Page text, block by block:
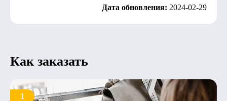
Дата обновления: 2024-02-29
Как заказать
1